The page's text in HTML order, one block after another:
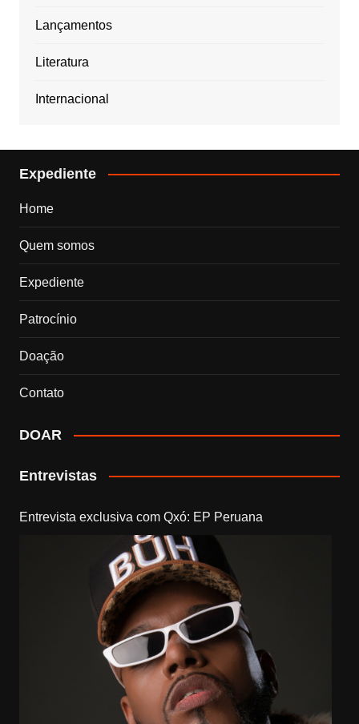
Lançamentos
Literatura
Internacional
Expediente
Home
Quem somos
Expediente
Patrocínio
Doação
Contato
DOAR
Entrevistas
Entrevista exclusiva com Qxó: EP Peruana